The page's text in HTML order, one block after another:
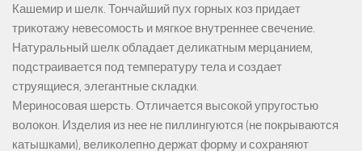
Кашемир и шелк. Тончайший пух горных коз придает
трикотажу невесомость и мягкое внутреннее свечение.
Натуральный шелк обладает деликатным мерцанием,
подстраивается под температуру тела и создает
струящиеся, элегантные складки.
Мериносовая шерсть. Отличается высокой упругостью
волокон. Изделия из нее не пиллингуются (не покрываются
катышками), великолепно держат форму и сохраняют